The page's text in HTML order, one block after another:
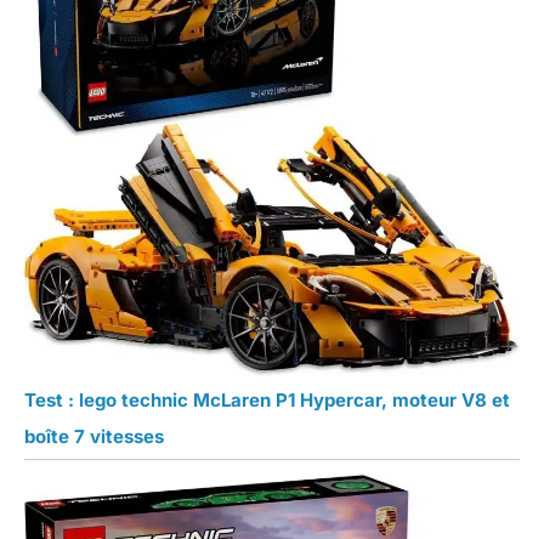
Test : lego technic McLaren P1 Hypercar, moteur V8 et
boîte 7 vitesses